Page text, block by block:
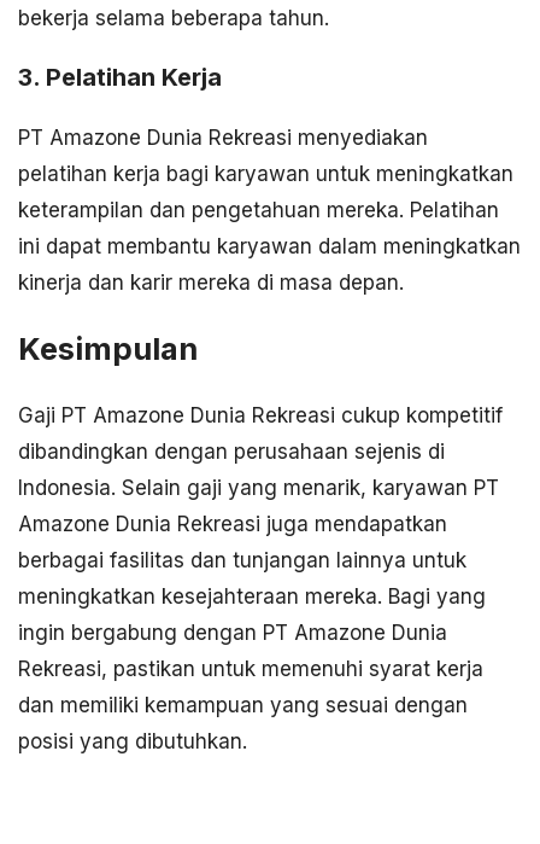
bekerja selama beberapa tahun.
3. Pelatihan Kerja
PT Amazone Dunia Rekreasi menyediakan
pelatihan kerja bagi karyawan untuk meningkatkan
keterampilan dan pengetahuan mereka. Pelatihan
ini dapat membantu karyawan dalam meningkatkan
kinerja dan karir mereka di masa depan.
Kesimpulan
Gaji PT Amazone Dunia Rekreasi cukup kompetitif
dibandingkan dengan perusahaan sejenis di
Indonesia. Selain gaji yang menarik, karyawan PT
Amazone Dunia Rekreasi juga mendapatkan
berbagai fasilitas dan tunjangan lainnya untuk
meningkatkan kesejahteraan mereka. Bagi yang
ingin bergabung dengan PT Amazone Dunia
Rekreasi, pastikan untuk memenuhi syarat kerja
dan memiliki kemampuan yang sesuai dengan
posisi yang dibutuhkan.